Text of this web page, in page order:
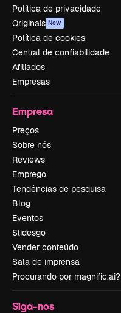
Política de privacidade
Originais New
Política de cookies
Central de confiabilidade
Afiliados
Empresas
Empresa
Preços
Sobre nós
Reviews
Emprego
Tendências de pesquisa
Blog
Eventos
Slidesgo
Vender conteúdo
Sala de imprensa
Procurando por magnific.ai?
Siga-nos